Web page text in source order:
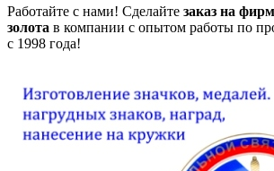
Работайте с нами! Сделайте заказ на
золота в компании с опытом работы по
с 1998 года!